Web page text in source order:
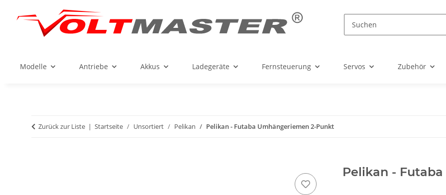
Modelle Antriebe Akkus Ladegeräte Fernsteuerung Servos Zubehör
Zurück zur Liste Startseite Unsortiert Pelikan Pelikan - Futaba Umhängeriemen 2-Punkt
Pelikan -